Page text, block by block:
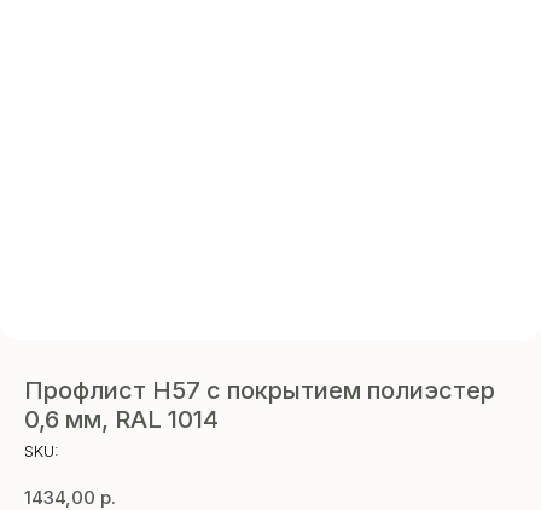
Профлист Н57 с покрытием полиэстер
0,6 мм, RAL 1014
SKU:
1434,00 р.